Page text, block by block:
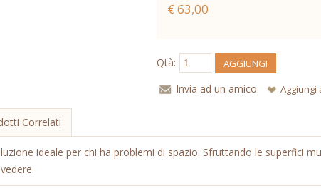
€ 63,00
Qtà: AGGIUNGI
Invia ad un amico Aggiungi
Correlati
ideale per chi ha problemi di spazio. Sfruttando le superfici